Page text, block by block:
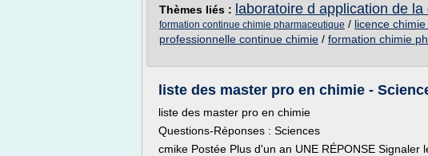
Thèmes liés : laboratoire d application de
formation continue chimie pharmaceutique / licence
professionnelle continue chimie / formation chimie
liste des master pro en chimie -
liste des master pro en chimie
Questions-Réponses : Sciences
cmike Postée Plus d'un an UNE RÉPONSE Signaler